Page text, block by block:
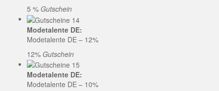
5 % Gutschein
Modetalente DE:
Modetalente DE – 12%
12% Gutschein
Modetalente DE:
Modetalente DE – 10%